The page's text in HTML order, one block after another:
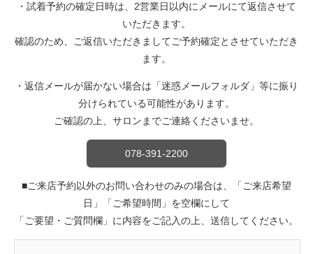
・試着予約の確定日時は、2営業日以内にメールにて返信させて
いただきます。
確認のため、ご返信いただきましてご予約確定とさせていただき
ます。
・返信メールが届かない場合は「迷惑メールフォルダ」等に振り
分けられている可能性があります。
ご確認の上、サロンまでご連絡くださいませ。
078-391-2200
■ご来店予約以外のお問い合わせのみの場合は、「ご来店希望
日」「ご希望時間」を空欄にして
「ご要望・ご質問欄」に内容をご記入の上、送信してください。